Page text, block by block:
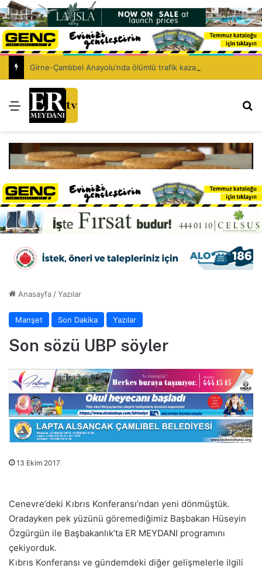
Menü
Anasayfa /Yazılar
Manşet Son Dakika Yazılar
Son sözü UBP söyler
13 Ekim 2017
Cenevre’deki Kıbrıs Konferansı’ndan yeni dönmüştük.
Oradayken pek yüzünü göremediğimiz Başbakan Hüseyin
Özgürgün ile Başbakanlık’ta ER MEYDANI programını
çekiyorduk.
Kıbrıs Konferansı ve gündemdeki diğer gelişmelerle ilgili